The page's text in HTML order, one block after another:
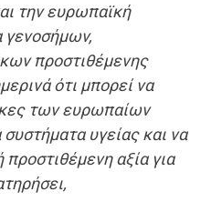
την ευρωπαϊκή
γενοσήμων,
προστιθέμενης
ότι μπορεί να
των ευρωπαίων
υγείας και να
προστιθέμενη αξία για